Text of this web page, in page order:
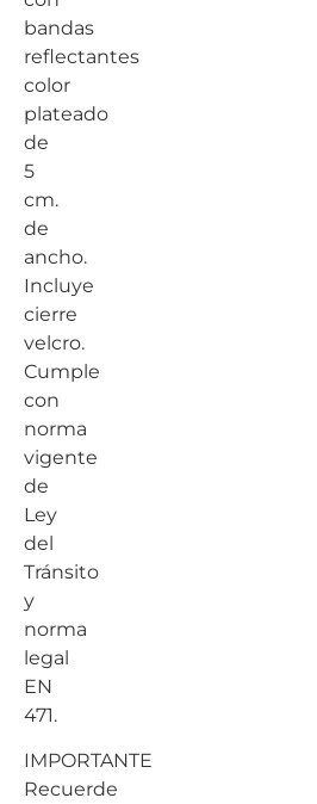
bandas
reflectantes
color
plateado
de
5
cm.
de
ancho.
Incluye
cierre
velcro.
Cumple
con
norma
vigente
de
Ley
del
Tránsito
y
norma
legal
EN
471.
IMPORTANTE
Recuerde